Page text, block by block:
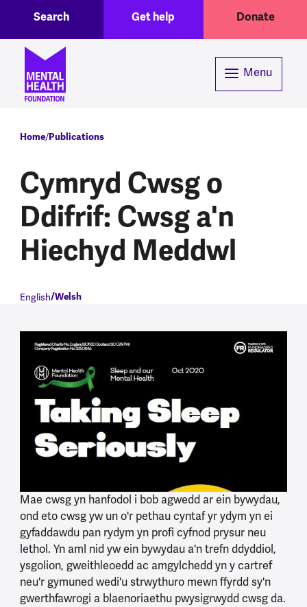
Header menuGet help Donate
Search
Menu
Breadcrumb
Home Publications
Cymryd Cwsg o
Ddifrif: Cwsg a'n
Hiechyd Meddwl
English Welsh
Mae cwsg yn hanfodol i bob agwedd ar ein bywydau,
ond eto cwsg yw un o'r pethau cyntaf yr ydym yn ei
gyfaddawdu pan rydym yn profi cyfnod prysur neu
lethol. Yn aml nid yw ein bywydau a'n trefn ddyddiol,
ysgolion, gweithleoedd ac amgylchedd yn y cartref
neu'r gymuned wedi'u strwythuro mewn ffyrdd sy'n
gwerthfawrogi a blaenoriaethu pwysigrwydd cwsg da.